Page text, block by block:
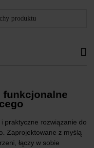
produktu
funkcjonalne
praktyczne rozwiązanie do
Zaprojektowane z myślą
łączy w sobie